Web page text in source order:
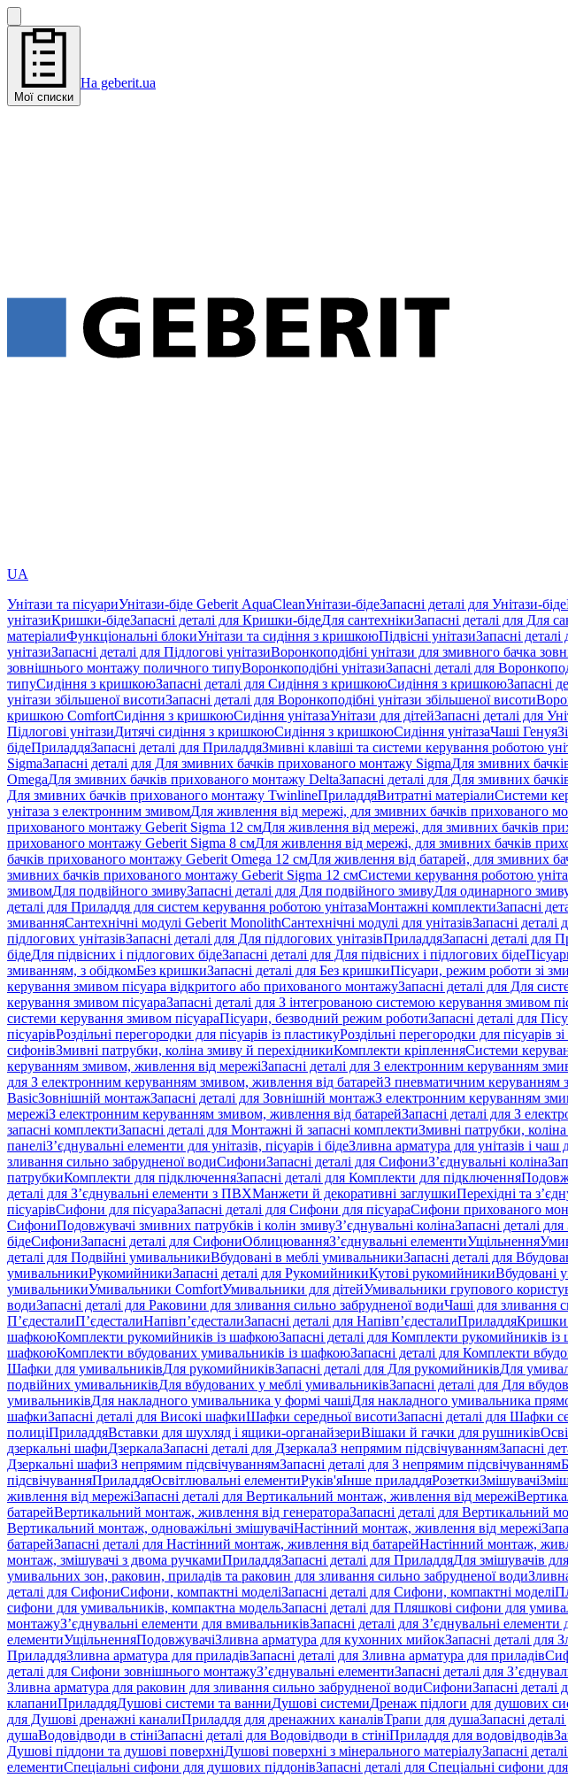
Мої списки
На geberit.ua
UA
Унітази та пісуариУнітази-біде Geberit AquaCleanУнітази-бідеЗапасні деталі для Унітази-біде
унітазиКришки-бідеЗапасні деталі для Кришки-бідеДля сантехнікиЗапасні деталі для Для
матеріалиФункціональні блокиУнітази та сидіння з кришкоюПідвісні унітазиЗапасні деталі
унітазиЗапасні деталі для Підлогові унітазиВоронкоподібні унітази для змивного бачка
зовнішнього монтажу поличного типуВоронкоподібні унітазиЗапасні деталі для
типуСидіння з кришкоюЗапасні деталі для Сидіння з кришкоюСидіння з кришкоюЗапасні
унітази збільшеної висотиЗапасні деталі для Воронкоподібні унітази збільшеної висоти
кришкою ComfortСидіння з кришкоюСидіння унітазаУнітази для дітейЗапасні деталі для
Підлогові унітазиДитячі сидіння з кришкоюСидіння з кришкоюСидіння унітазаЧаші Генуя
бідеПриладдяЗапасні деталі для ПриладдяЗмивні клавіші та системи керування роботою
SigmaЗапасні деталі для Для змивних бачків прихованого монтажу SigmaДля змивних
OmegaДля змивних бачків прихованого монтажу DeltaЗапасні деталі для Для змивних
Для змивних бачків прихованого монтажу TwinlineПриладдяВитратні матеріалиСистеми
унітаза з електронним змивомДля живлення від мережі, для змивних бачків прихованого
прихованого монтажу Geberit Sigma 12 смДля живлення від мережі, для змивних бачків
прихованого монтажу Geberit Sigma 8 смДля живлення від мережі, для змивних бачків
бачків прихованого монтажу Geberit Omega 12 смДля живлення від батарей, для змивних
змивних бачків прихованого монтажу Geberit Sigma 12 смСистеми керування роботою
змивомДля подвійного змивуЗапасні деталі для Для подвійного змивуДля одинарного
деталі для Приладдя для систем керування роботою унітазаМонтажні комплектиЗапасні
змиванняСантехнічні модулі Geberit MonolithСантехнічні модулі для унітазівЗапасні деталі
підлогових унітазівЗапасні деталі для Для підлогових унітазівПриладдяЗапасні деталі для
бідеДля підвісних і підлогових бідеЗапасні деталі для Для підвісних і підлогових біде
змиванням, з обідкомБез кришкиЗапасні деталі для Без кришкиПісуари, режим роботи зі
керування змивом пісуара відкритого або прихованого монтажуЗапасні деталі для Для
керування змивом пісуараЗапасні деталі для З інтегрованою системою керування змивом
системи керування змивом пісуараПісуари, безводний режим роботиЗапасні деталі для
пісуарівРоздільні перегородки для пісуарів із пластикуРоздільні перегородки для пісуарів зі
сифонівЗмивні патрубки, коліна змиву й перехідникиКомплекти кріпленняСистеми
керуванням змивом, живлення від мережіЗапасні деталі для З електронним керуванням
для З електронним керуванням змивом, живлення від батарейЗ пневматичним керуванням
BasicЗовнішній монтажЗапасні деталі для Зовнішній монтажЗ електронним керуванням
мережіЗ електронним керуванням змивом, живлення від батарейЗапасні деталі для З
запасні комплектиЗапасні деталі для Монтажні й запасні комплектиЗмивні патрубки,
панеліЗ’єднувальні елементи для унітазів, пісуарів і бідеЗливна арматура для унітазів і
зливання сильно забрудненої водиСифониЗапасні деталі для СифониЗ’єднувальні коліна
патрубкиКомплекти для підключенняЗапасні деталі для Комплекти для підключення
деталі для З’єднувальні елементи з ПВХМанжети й декоративні заглушкиПерехідні та
пісуарівСифони для пісуараЗапасні деталі для Сифони для пісуараСифони прихованого
СифониПодовжувачі змивних патрубків і колін змивуЗ’єднувальні колінаЗапасні деталі
бідеСифониЗапасні деталі для СифониОблицюванняЗ’єднувальні елементиУщільнення
деталі для Подвійні умивальникиВбудовані в меблі умивальникиЗапасні деталі для
умивальникиРукомийникиЗапасні деталі для РукомийникиКутові рукомийникиВбудовані
умивальникиУмивальники ComfortУмивальники для дітейУмивальники групового
водиЗапасні деталі для Раковини для зливання сильно забрудненої водиЧаші для зливання
П’єдесталиП’єдесталиНапівп’єдесталиЗапасні деталі для Напівп’єдесталиПриладдяКришки
шафкоюКомплекти рукомийників із шафкоюЗапасні деталі для Комплекти рукомийників
шафкоюКомплекти вбудованих умивальників із шафкоюЗапасні деталі для Комплекти
Шафки для умивальниківДля рукомийниківЗапасні деталі для Для рукомийниківДля
подвійних умивальниківДля вбудованих у меблі умивальниківЗапасні деталі для Для
умивальниківДля накладного умивальника у формі чашіДля накладного умивальника
шафкиЗапасні деталі для Високі шафкиШафки середньої висотиЗапасні деталі для Шафки
полиціПриладдяВставки для шухляд і ящики-органайзериВішаки й гачки для рушників
дзеркальні шафиДзеркалаЗапасні деталі для ДзеркалаЗ непрямим підсвічуваннямЗапасні
Дзеркальні шафиЗ непрямим підсвічуваннямЗапасні деталі для З непрямим підсвічуванням
підсвічуванняПриладдяОсвітлювальні елементиРуків'яІнше приладдяРозеткиЗмішувачі
живлення від мережіЗапасні деталі для Вертикальний монтаж, живлення від мережі
батарейВертикальний монтаж, живлення від генератораЗапасні деталі для Вертикальний
Вертикальний монтаж, одноважільні змішувачіНастінний монтаж, живлення від мережі
батарейЗапасні деталі для Настінний монтаж, живлення від батарейНастінний монтаж,
монтаж, змішувачі з двома ручкамиПриладдяЗапасні деталі для ПриладдяДля змішувачів
умивальних зон, раковин, приладів та раковин для зливання сильно забрудненої води
деталі для СифониСифони, компактні моделіЗапасні деталі для Сифони, компактні моделі
сифони для умивальників, компактна модельЗапасні деталі для Пляшкові сифони для
монтажуЗ’єднувальні елементи для вмивальниківЗапасні деталі для З’єднувальні
елементиУщільненняПодовжувачіЗливна арматура для кухонних мийокЗапасні деталі для
ПриладдяЗливна арматура для приладівЗапасні деталі для Зливна арматура для приладів
деталі для Сифони зовнішнього монтажуЗ’єднувальні елементиЗапасні деталі для
Зливна арматура для раковин для зливання сильно забрудненої водиСифониЗапасні
клапаниПриладдяДушові системи та ванниДушові системиДренаж підлоги для душових
для Душові дренажні каналиПриладдя для дренажних каналівТрапи для душаЗапасні
душаВодовідводи в стініЗапасні деталі для Водовідводи в стініПриладдя для водовідводів
Душові піддони та душові поверхніДушові поверхні з мінерального матеріалуЗапасні
елементиСпеціальні сифони для душових піддонівЗапасні деталі для Спеціальні сифони